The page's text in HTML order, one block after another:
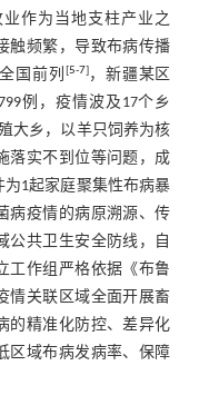
作为当地支柱产业之
触频繁，导致布病传播
国前列 [5-7]，新疆某区
例，疫情波及17个乡
大乡，以羊只饲养为核
落实不到位等问题，成
1起家庭聚集性布病暴
病疫情的病原溯源、传
公共卫生安全防线，自
工作组严格依据《布鲁
情关联区域全面开展畜
的精准化防控、差异化
区域布病发病率、保障